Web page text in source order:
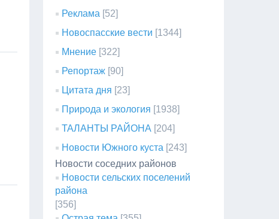
Реклама [52]
Новоспасские вести [1344]
Мнение [322]
Репортаж [90]
Цитата дня [23]
Природа и экология [1938]
ТАЛАНТЫ РАЙОНА [204]
Новости Южного куста [243]
Новости соседних районов
Новости сельских поселений
района
[356]